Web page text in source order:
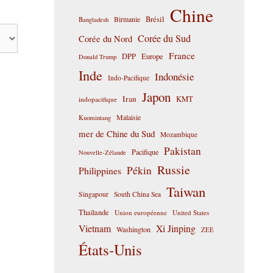
Bangladesh Birmanie Brésil Chine
Corée du Nord Corée du Sud
Donald Trump DPP Europe France
Inde Indo-Pacifique Indonésie
indopacifique Iran Japon KMT
Kuomintang Malaisie
mer de Chine du Sud Mozambique
Nouvelle-Zélande Pacifique Pakistan
Philippines Pékin Russie
Singapour South China Sea Taiwan
Thaïlande Union européenne United States
Vietnam Washington Xi Jinping ZEE
États-Unis